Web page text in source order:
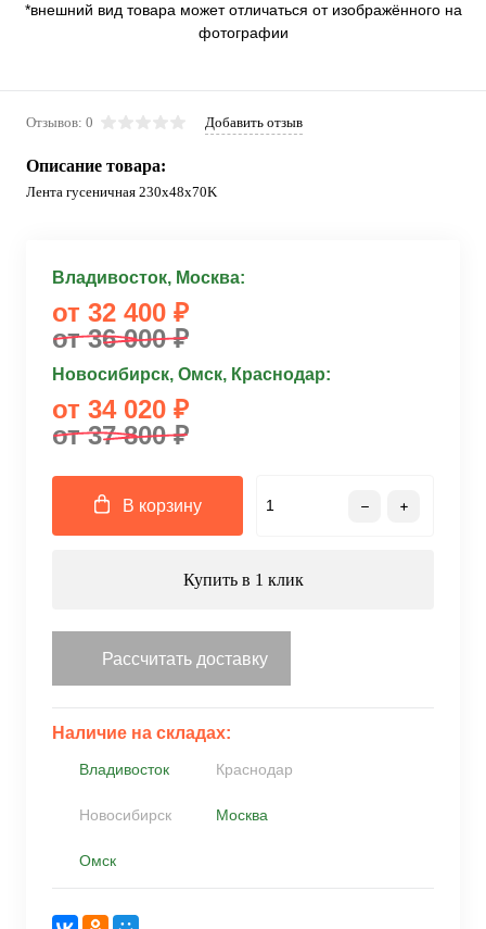
*внешний вид товара может отличаться от изображённого на
фотографии
Отзывов: 0 Добавить отзыв
Описание товара:
Лента гусеничная 230x48x70K
Владивосток, Москва:
от 32 400 ₽
от 36 000 ₽
Новосибирск, Омск, Краснодар:
от 34 020 ₽
от 37 800 ₽
В корзину
Купить в 1 клик
Рассчитать доставку
Наличие на складах:
Владивосток Краснодар
Новосибирск Москва
Омск